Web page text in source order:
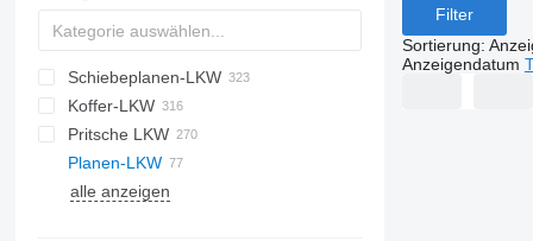
Schiebeplanen-LKW
Koffer-LKW
Pritsche LKW
Planen-LKW
alle anzeigen
Filter
Sortierung:
Anzeigendatum